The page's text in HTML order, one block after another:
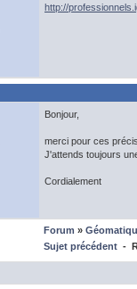
http://
Bonjour,
merci pour ces
J'attends toujours
Cordialement
Forum »
Sujet précédent -